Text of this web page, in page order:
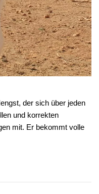
der sich über jeden
und korrekten
mit. Er bekommt volle